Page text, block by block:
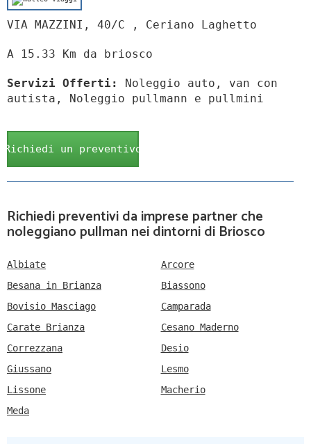
VIA MAZZINI, 40/C , Ceriano Laghetto
A 15.33 Km da briosco
Servizi Offerti:
Noleggio auto, van con
autista, Noleggio pullmann e pullmini
Richiedi un preventivo
Richiedi preventivi da imprese partner che
noleggiano pullman nei dintorni di Briosco
Albiate
Arcore
Besana in Brianza
Biassono
Bovisio Masciago
Camparada
Carate Brianza
Cesano Maderno
Correzzana
Desio
Giussano
Lesmo
Lissone
Macherio
Meda